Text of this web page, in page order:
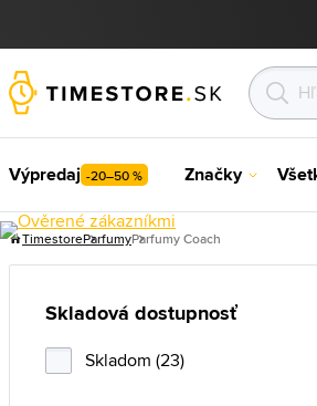
Výpredaj -20–50 % Značky
TimestoreParfumyParfumy Coach
Skladová dostupnosť
Skladom (23)